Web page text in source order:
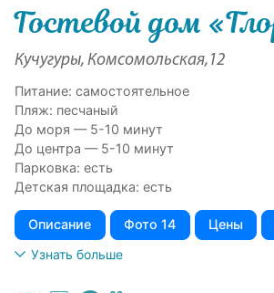
Гостевой дом
Кучугуры, Комсомольская,12
Питание: самостоятельное
Пляж: песчаный
До моря — 5-10 минут
До центра — 5-10 минут
Парковка: есть
Детская площадка: есть
Описание Фото 14 Цены
Узнать больше